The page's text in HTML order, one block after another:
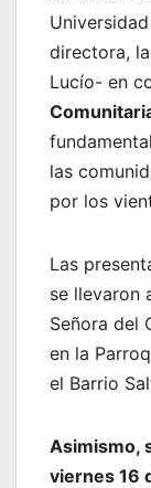
directora,
Lucío- en
las
por los
Las
se llevaron
Señora del
en la
el Barrio
Asimismo,
viernes 16